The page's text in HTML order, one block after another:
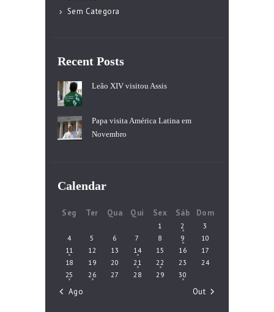
Sem Categora
Recent Posts
Leão XIV visitou Assis
Papa visita América Latina em
Novembro
Calendar
Seg Ter Qua Qui Sex Sáb Dom
1 2
3
4
5 6 7 8 9
10
11
12 13 14 15 16
17
18
19 20 21 22 23
24
25
26 27 28 29 30
« Ago Out »